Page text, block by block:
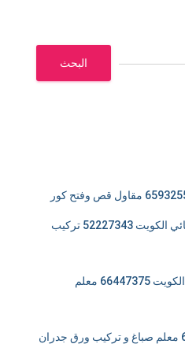
البحث
فني تركيب شتر يدوي وكهربائي الكويت 52227343 تركيب
فني تركيب باركيه سيراميك الكويت 66447375 معلم